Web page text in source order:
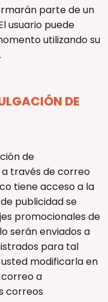
parte de un
usuario puede
utilizando su
DE
de
través de correo
tiene acceso a la
publicidad se
promocionales de
serán enviados a
para tal
modificarla en
a
correos